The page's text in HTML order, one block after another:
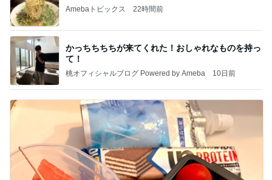
Amebaトピックス 22時間前
かっちちちちが来てくれた！おしゃれなものを持っ
て！
桃オフィシャルブログ Powered by Ameba 10日前